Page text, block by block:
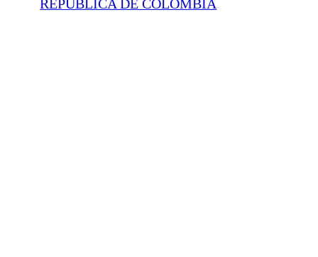
REPÚBLICA DE COLOMBIA